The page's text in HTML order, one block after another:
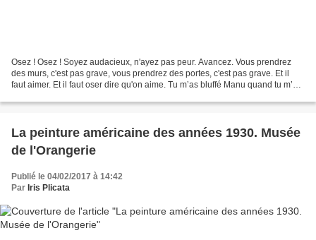
Osez ! Osez ! Soyez audacieux, n'ayez pas peur. Avancez. Vous prendrez
des murs, c'est pas grave, vous prendrez des portes, c'est pas grave. Et il
faut aimer. Et il faut oser dire qu'on aime. Tu m’as bluffé Manu quand tu m’as
La peinture américaine des années 1930. Musée
de l'Orangerie
Publié le 04/02/2017 à 14:42
Par Iris Plicata